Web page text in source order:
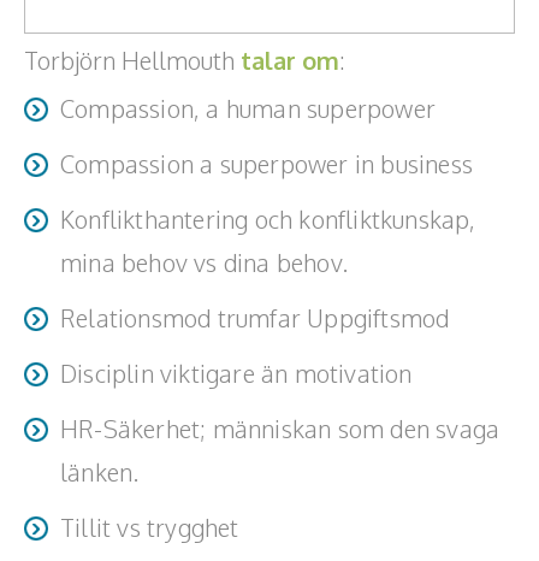
Skådespelare
Torbjörn Hellmouth talar om:
Compassion, a human superpower
Compassion a superpower in business
Konflikthantering och konfliktkunskap,
mina behov vs dina behov.
Relationsmod trumfar Uppgiftsmod
Disciplin viktigare än motivation
HR-Säkerhet; människan som den svaga
länken.
Tillit vs trygghet